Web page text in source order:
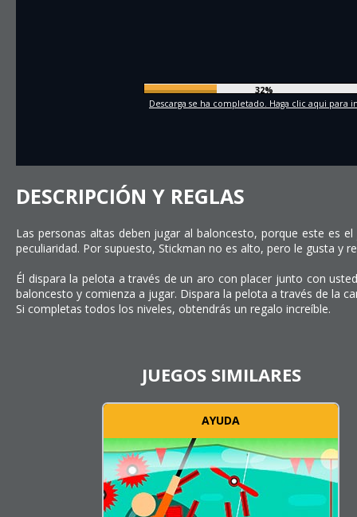
34%
Descarga se ha completado. Haga clic aqui para
DESCRIPCIÓN Y REGLAS
Las personas altas deben jugar al baloncesto, porque este es
peculiaridad. Por supuesto, Stickman no es alto, pero le gusta y
Él dispara la pelota a través de un aro con placer junto con
baloncesto y comienza a jugar. Dispara la pelota a través de la
Si completas todos los niveles, obtendrás un regalo increíble.
JUEGOS SIMILARES
AYUDA